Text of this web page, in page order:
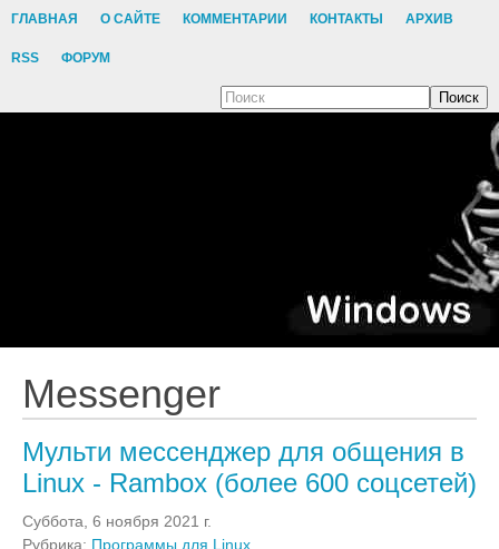
ГЛАВНАЯ О САЙТЕ КОММЕНТАРИИ КОНТАКТЫ АРХИВ
RSS ФОРУМ
Поиск
Messenger
Мульти мессенджер для общения в
Linux - Rambox (более 600 соцсетей)
Суббота, 6 ноября 2021 г.
Рубрика: Программы для Linux